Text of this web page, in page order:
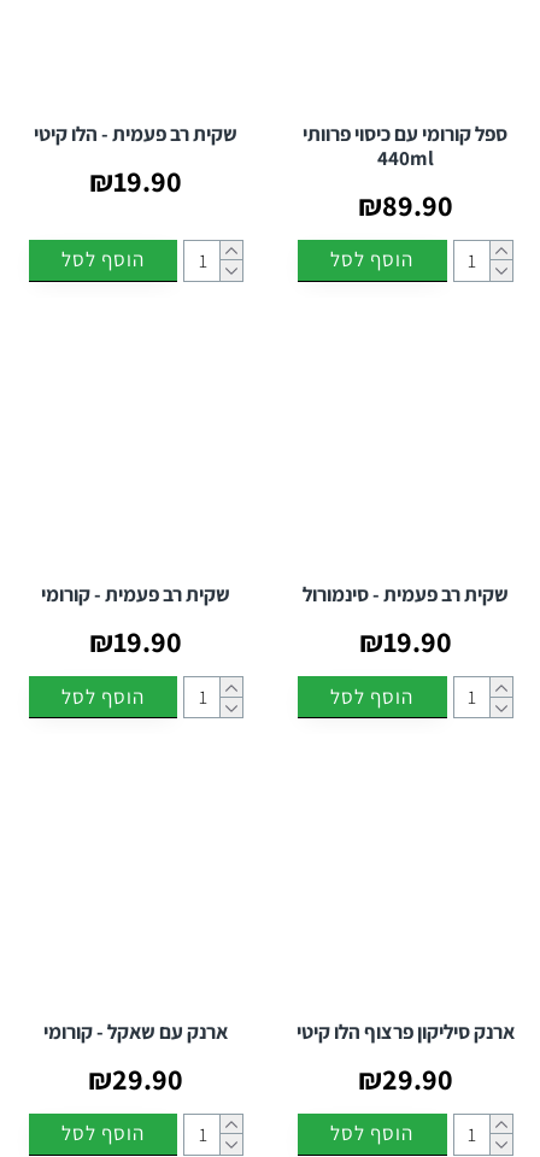
ספל קורומי עם כיסוי פרוותי
440ml
₪89.90
הוסף לסל
שקית רב פעמית - הלו קיטי
₪19.90
הוסף לסל
שקית רב פעמית - סינמורול
₪19.90
הוסף לסל
שקית רב פעמית - קורומי
₪19.90
הוסף לסל
ארנק סיליקון פרצוף הלו קיטי
₪29.90
הוסף לסל
ארנק עם שאקל - קורומי
₪29.90
הוסף לסל